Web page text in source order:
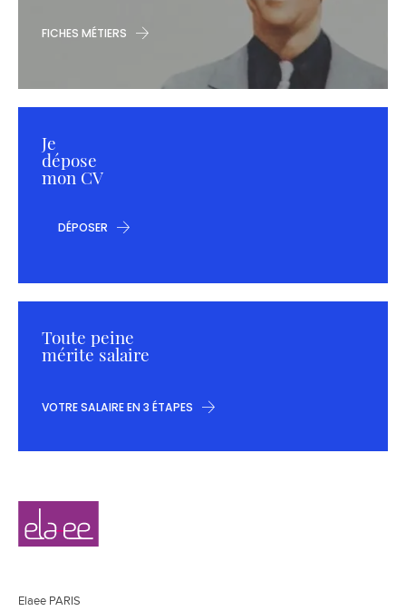
FICHES MÉTIERS
Je
dépose
mon CV
DÉPOSER
Toute peine
mérite salaire
VOTRE SALAIRE EN 3 ÉTAPES
Navigation
secondaire
Elaee
Elaee PARIS